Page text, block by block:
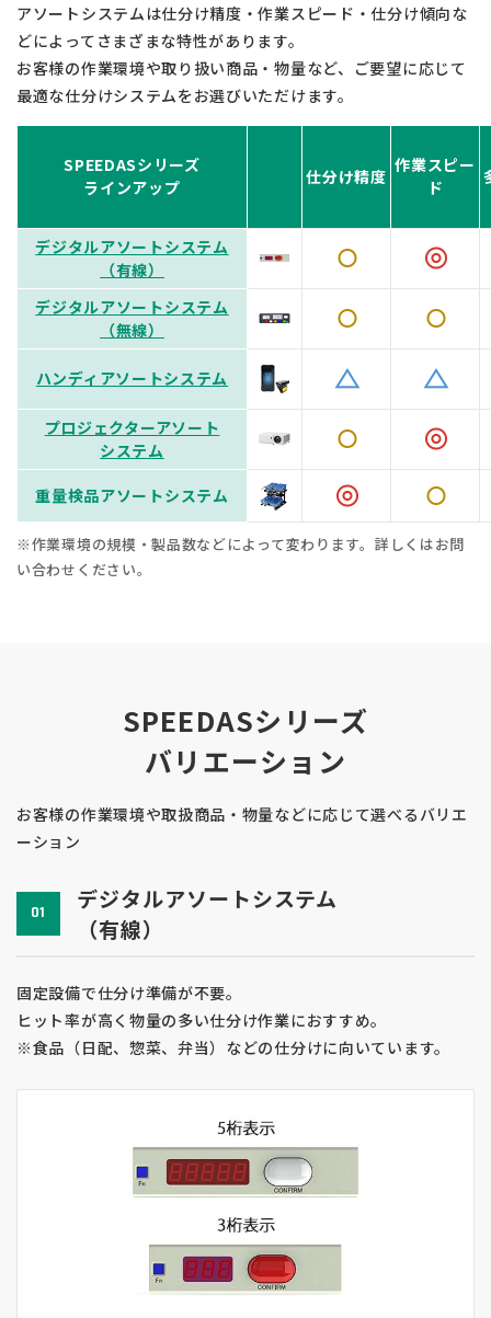
アソートシステムは仕分け精度・作業スピード・仕分け傾向な
どによってさまざまな特性があります。
お客様の作業環境や取り扱い商品・物量など、ご要望に応じて
最適な仕分けシステムをお選びいただけます。
SPEEDASシリーズ
ラインアップ
仕分け精度
作業スピー
ド
デジタルアソートシステム
（有線）
デジタルアソートシステム
（無線）
ハンディアソートシステム
プロジェクターアソート
システム
重量検品アソートシステム
※作業環境の規模・製品数などによって変わります。詳しくはお問
い合わせください。
SPEEDASシリーズ
バリエーション
お客様の作業環境や取扱商品・物量などに応じて選べるバリエ
ーション
01
デジタルアソートシステム
（有線）
固定設備で仕分け準備が不要。
ヒット率が高く物量の多い仕分け作業におすすめ。
※食品（日配、惣菜、弁当）などの仕分けに向いています。